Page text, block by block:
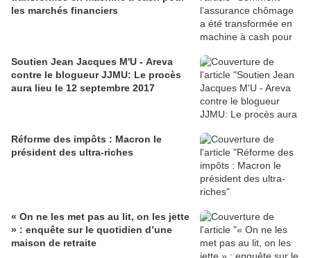
les marchés financiers
Soutien Jean Jacques M'U - Areva
contre le blogueur JJMU: Le procès
aura lieu le 12 septembre 2017
Réforme des impôts : Macron le
président des ultra-riches
« On ne les met pas au lit, on les jette
» : enquête sur le quotidien d’une
maison de retraite